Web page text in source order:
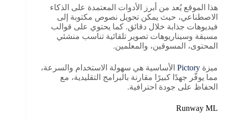
هذا الموقع يُعد من أبرز الأدوات المعتمدة على الذكاء
الاصطناعي، حيث يمكن تحويل نصوص مكتوبة إلى
فيديوهات جذابة خلال دقائق. كما يحتوي على قوالب
مسبقة وسيناريوهات تصوير تلقائية تناسب منشئي
المحتوى، المسوقين، والمعلمين.
ميزة Pictory الأساسية هي سهولة الاستخدام والسرعة،
مما يوفّر جهدًا كبيرًا مقارنة بالبرامج التقليدية، مع
الحفاظ على جودة احترافية.
Runway ML